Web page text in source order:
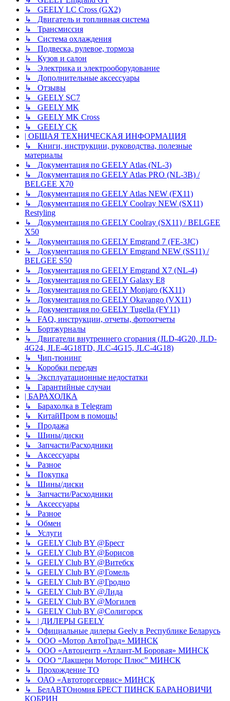
↳ GEELY LC Cross (GX2)
↳ Двигатель и топливная система
↳ Трансмиссия
↳ Система охлаждения
↳ Подвеска, рулевое, тормоза
↳ Кузов и салон
↳ Электрика и электрооборудование
↳ Дополнительные аксессуары
↳ Отзывы
↳ GEELY SC7
↳ GEELY MK
↳ GEELY MK Cross
↳ GEELY CK
| ОБЩАЯ ТЕХНИЧЕСКАЯ ИНФОРМАЦИЯ
↳ Книги, инструкции, руководства, полезные
материалы
↳ Документация по GEELY Atlas (NL-3)
↳ Документация по GEELY Atlas PRO (NL-3B) /
BELGEE X70
↳ Документация по GEELY Atlas NEW (FX11)
↳ Документация по GEELY Coolray NEW (SX11)
Restyling
↳ Документация по GEELY Coolray (SX11) / BELGEE
X50
↳ Документация по GEELY Emgrand 7 (FE-3JC)
↳ Документация по GEELY Emgrand NEW (SS11) /
BELGEE S50
↳ Документация по GEELY Emgrand X7 (NL-4)
↳ Документация по GEELY Galaxy E8
↳ Документация по GEELY Monjaro (KX11)
↳ Документация по GEELY Okavango (VX11)
↳ Документация по GEELY Tugella (FY11)
↳ FAQ, инструкции, отчеты, фотоотчеты
↳ Бортжурналы
↳ Двигатели внутреннего сгорания (JLD-4G20, JLD-
4G24, JLE-4G18TD, JLC-4G15, JLC-4G18)
↳ Чип-тюнинг
↳ Коробки передач
↳ Эксплуатационные недостатки
↳ Гарантийные случаи
| БАРАХОЛКА
↳ Барахолка в Tеlegram
↳ КитайПром в помощь!
↳ Продажа
↳ Шины/диски
↳ Запчасти/Расходники
↳ Аксессуары
↳ Разное
↳ Покупка
↳ Шины/диски
↳ Запчасти/Расходники
↳ Аксессуары
↳ Разное
↳ Обмен
↳ Услуги
↳ GEELY Club BY @Брест
↳ GEELY Club BY @Борисов
↳ GEELY Club BY @Витебск
↳ GEELY Club BY @Гомель
↳ GEELY Club BY @Гродно
↳ GEELY Club BY @Лида
↳ GEELY Club BY @Могилев
↳ GEELY Club BY @Солигорск
↳ | ДИЛЕРЫ GEELY
↳ Официальные дилеры Geely в Республике Беларусь
↳ ООО «Мотор АвтоГрад» МИНСК
↳ ООО «Автоцентр «Атлант-М Боровая» МИНСК
↳ ООО “Лакшери Моторс Плюс” МИНСК
↳ Прохождение ТО
↳ ОАО «Автоторгсервис» МИНСК
↳ БелАВТОномия БРЕСТ ПИНСК БАРАНОВИЧИ
КОБРИН